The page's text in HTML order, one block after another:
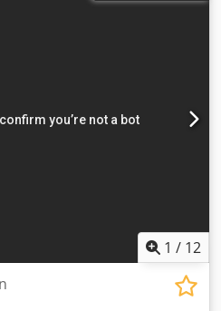
1 / 12